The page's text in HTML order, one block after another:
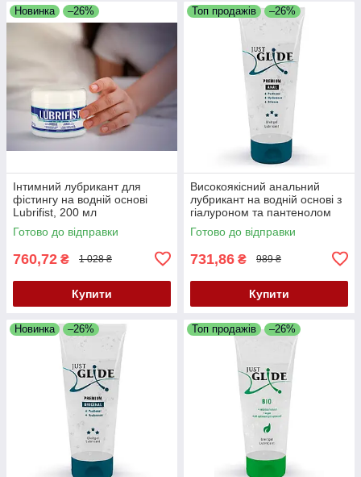
Новинка –26%
Інтимний лубрикант для
фістингу на водній основі
Lubrifist, 200 мл
Готово до відправки
760,72 ₴ 1 028 ₴
Купити
Топ продажів –26%
Високоякісний анальний
лубрикант на водній основі з
гіалуроном та пантенолом
Just Glide Premium Anal, 200
мл
Готово до відправки
731,86 ₴ 989 ₴
Купити
Новинка –26% Топ продажів –26%